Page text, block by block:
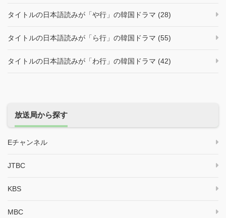
タイトルの日本語読みが「や行」の韓国ドラマ (28)
タイトルの日本語読みが「ら行」の韓国ドラマ (55)
タイトルの日本語読みが「わ行」の韓国ドラマ (42)
放送局から探す
Eチャンネル
JTBC
KBS
MBC